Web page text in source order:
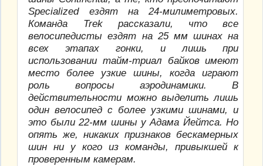
Specialized ездят на 24-милиметровых.
Команда Trek рассказали, что все
велосипедисты ездят на 25 мм шинах на
всех этапах гонки, и лишь при
использовании тайм-триал байков имеют
место более узкие шины, когда играют
роль вопросы аэродинамики. В
действительности можно выделить лишь
один велосипед с более узкими шинами, и
это были 22-мм шины у Адама Йейтса. Но
опять же, никаких признаков бескамерных
шин ни у кого из команды, привыкшей к
проверенным камерам.